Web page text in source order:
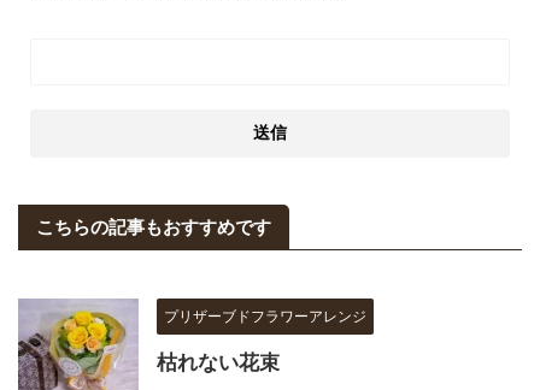
こちらの記事もおすすめです
プリザーブドフラワーアレンジ
枯れない花束